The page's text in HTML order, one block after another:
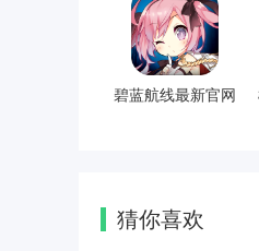
碧蓝航线最新官网
猜你喜欢